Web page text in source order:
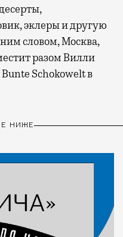
эклеры и другую
словом, Москва,
разом Вилли
Schokowelt в
НИЖЕ